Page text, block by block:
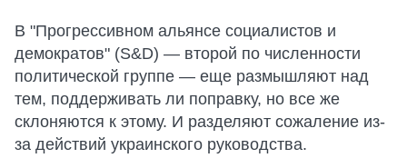
В "Прогрессивном альянсе социалистов и
демократов" (S&D) — второй по численности
политической группе — еще размышляют над
тем, поддерживать ли поправку, но все же
склоняются к этому. И разделяют сожаление из-
за действий украинского руководства.